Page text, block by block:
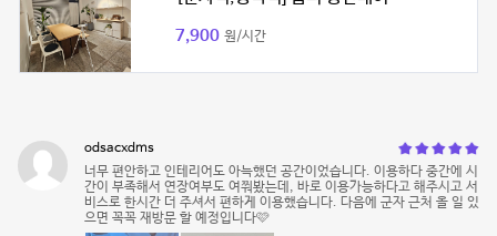
7,900 원/시간
odsacxdms
너무 편안하고 인테리어도 아늑했던 공간이었습니다. 이용하다 중간에 시
간이 부족해서 연장여부도 여쭤봤는데, 바로 이용가능하다고 해주시고 서
비스로 한시간 더 주셔서 편하게 이용했습니다. 다음에 군자 근처 올 일 있
으면 꼭꼭 재방문 할 예정입니다🩷